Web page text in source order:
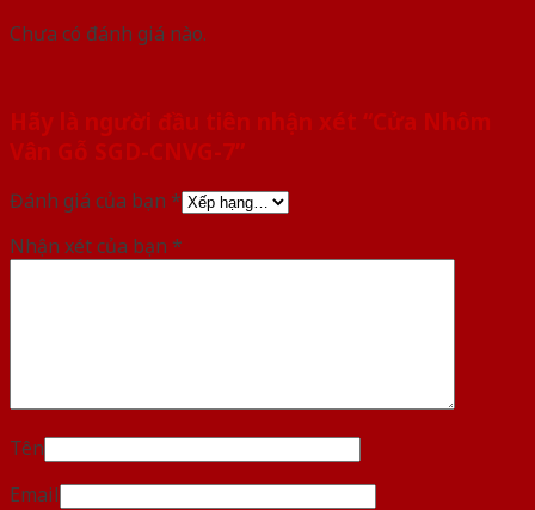
Chưa có đánh giá nào.
Hãy là người đầu tiên nhận xét “Cửa Nhôm
Vân Gỗ SGD-CNVG-7”
Đánh giá của bạn *
Nhận xét của bạn *
Tên
Email